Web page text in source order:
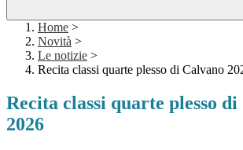
Home >
Novità >
Le notizie >
Recita classi quarte plesso di Calvano
Recita classi quarte plesso di
2026